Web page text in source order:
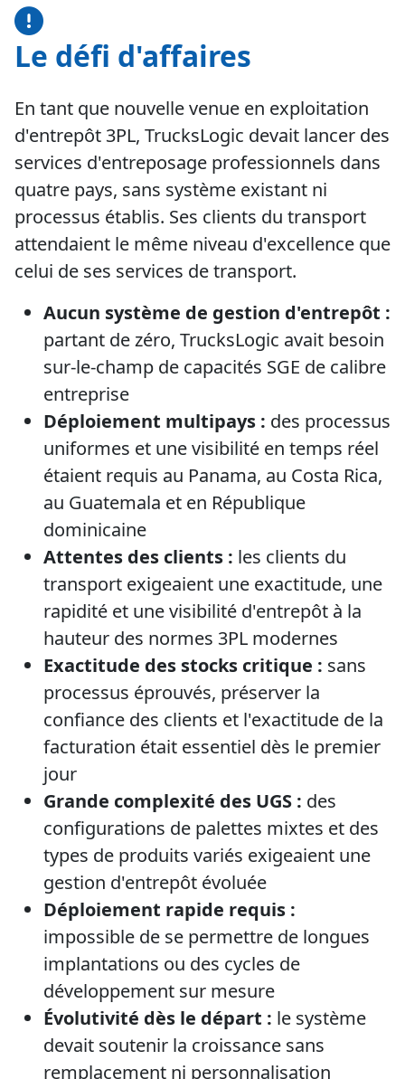
Le défi d'affaires
En tant que nouvelle venue en exploitation
d'entrepôt 3PL, TrucksLogic devait lancer des
services d'entreposage professionnels dans
quatre pays, sans système existant ni
processus établis. Ses clients du transport
attendaient le même niveau d'excellence que
celui de ses services de transport.
Aucun système de gestion d'entrepôt :
partant de zéro, TrucksLogic avait besoin
sur-le-champ de capacités SGE de calibre
entreprise
Déploiement multipays : des processus
uniformes et une visibilité en temps réel
étaient requis au Panama, au Costa Rica,
au Guatemala et en République
dominicaine
Attentes des clients : les clients du
transport exigeaient une exactitude, une
rapidité et une visibilité d'entrepôt à la
hauteur des normes 3PL modernes
Exactitude des stocks critique : sans
processus éprouvés, préserver la
confiance des clients et l'exactitude de la
facturation était essentiel dès le premier
jour
Grande complexité des UGS : des
configurations de palettes mixtes et des
types de produits variés exigeaient une
gestion d'entrepôt évoluée
Déploiement rapide requis :
impossible de se permettre de longues
implantations ou des cycles de
développement sur mesure
Évolutivité dès le départ : le système
devait soutenir la croissance sans
remplacement ni personnalisation